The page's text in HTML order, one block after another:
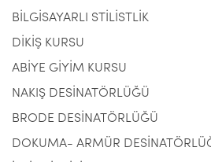
BİLGİSAYARLI STİLİSTLİK
DİKİŞ KURSU
ABİYE GİYİM KURSU
NAKIŞ DESİNATÖRLÜĞÜ
BRODE DESİNATÖRLÜĞÜ
DOKUMA- ARMÜR